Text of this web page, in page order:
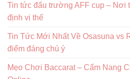
Tin tức đấu trường AFF cup – Nơi
định vị thế
Tin Tức Mới Nhất Về Osasuna vs
điểm đáng chú ý
Mẹo Chơi Baccarat – Cẩm Nang